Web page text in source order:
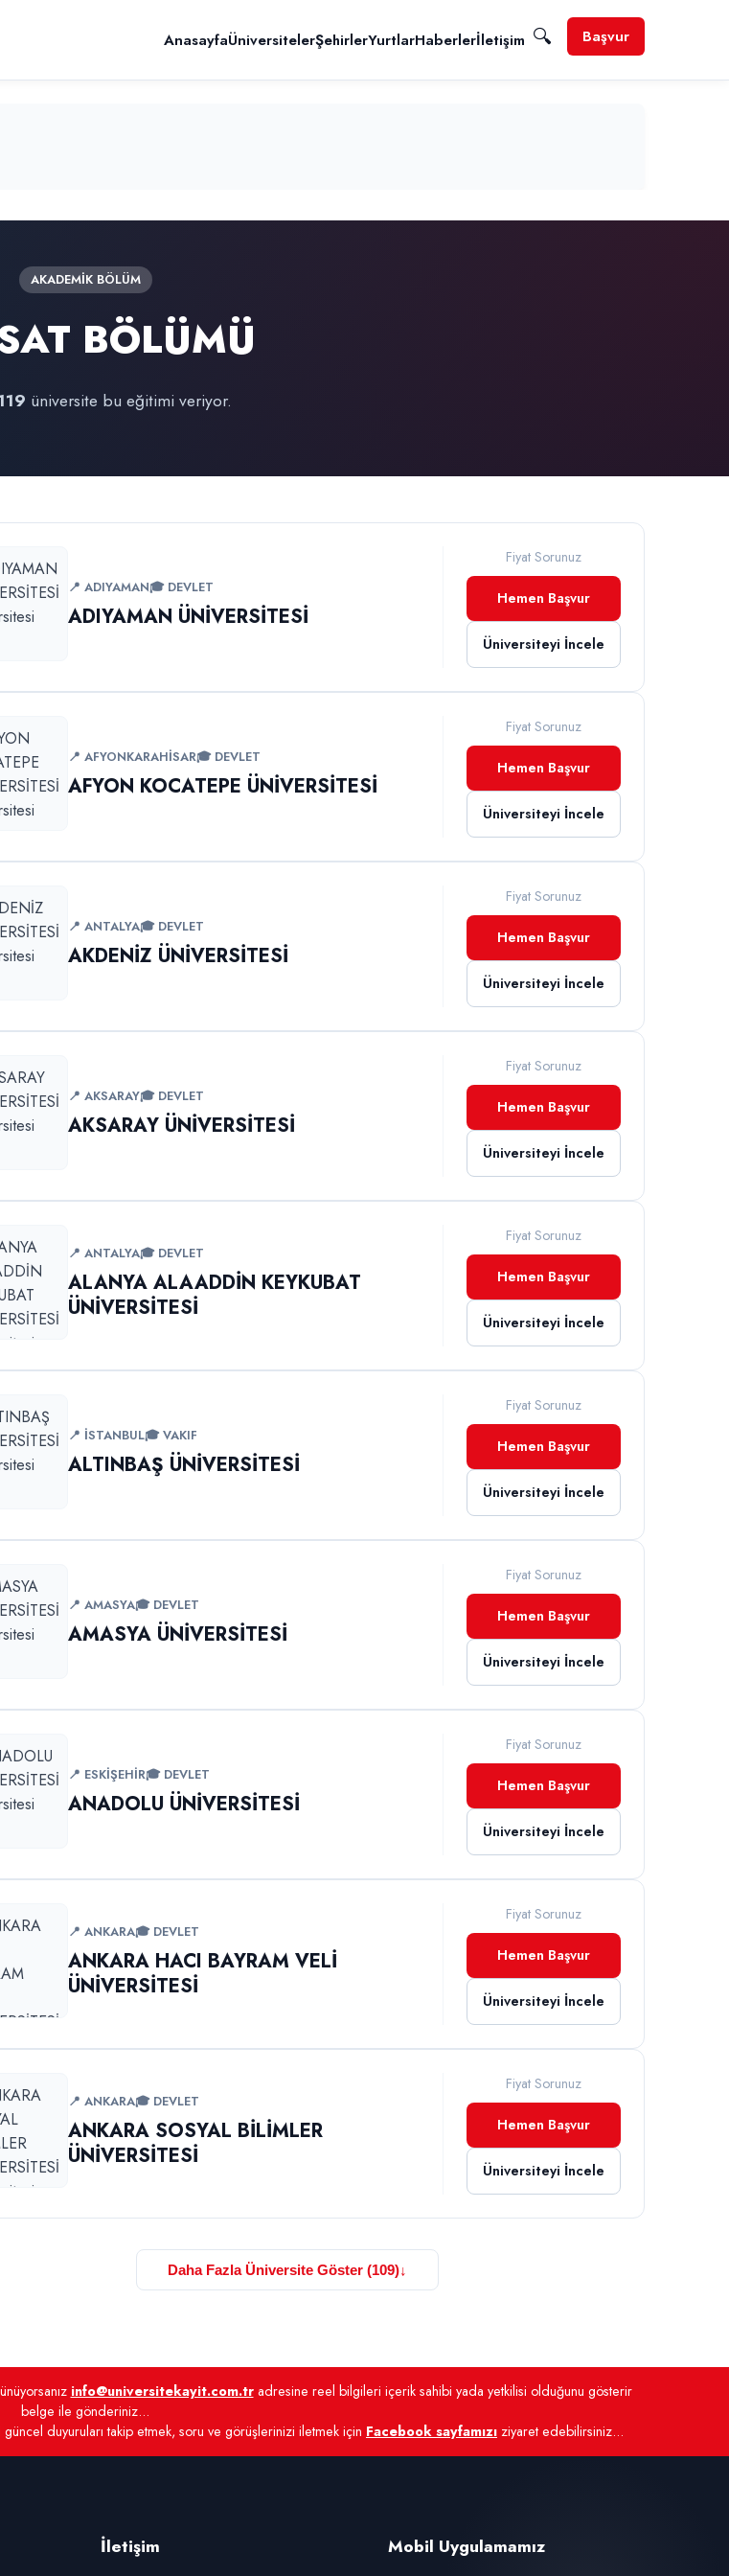
AnasayfaÜniversitelerŞehirlerYurtlarHaberlerİletişim 🔍 Başvur
AKADEMIK BÖLÜM
BÖLÜMÜ
üniversite bu eğitimi veriyor.
📍 ADIYAMAN🎓 DEVLET
ADIYAMAN ÜNİVERSİTESİ
Fiyat Sorunuz
Hemen Başvur
Üniversiteyi İncele
📍 AFYONKARAHİSAR🎓 DEVLET
AFYON KOCATEPE ÜNİVERSİTESİ
Fiyat Sorunuz
Hemen Başvur
Üniversiteyi İncele
📍 ANTALYA🎓 DEVLET
AKDENİZ ÜNİVERSİTESİ
Fiyat Sorunuz
Hemen Başvur
Üniversiteyi İncele
📍 AKSARAY🎓 DEVLET
AKSARAY ÜNİVERSİTESİ
Fiyat Sorunuz
Hemen Başvur
Üniversiteyi İncele
📍 ANTALYA🎓 DEVLET
ALANYA ALAADDİN KEYKUBAT
ÜNİVERSİTESİ
Fiyat Sorunuz
Hemen Başvur
Üniversiteyi İncele
📍 İSTANBUL🎓 VAKIF
ALTINBAŞ ÜNİVERSİTESİ
Fiyat Sorunuz
Hemen Başvur
Üniversiteyi İncele
📍 AMASYA🎓 DEVLET
AMASYA ÜNİVERSİTESİ
Fiyat Sorunuz
Hemen Başvur
Üniversiteyi İncele
📍 ESKİŞEHİR🎓 DEVLET
ANADOLU ÜNİVERSİTESİ
Fiyat Sorunuz
Hemen Başvur
Üniversiteyi İncele
📍 ANKARA🎓 DEVLET
ANKARA HACI BAYRAM VELİ
ÜNİVERSİTESİ
Fiyat Sorunuz
Hemen Başvur
Üniversiteyi İncele
📍 ANKARA🎓 DEVLET
ANKARA SOSYAL BİLİMLER
ÜNİVERSİTESİ
Fiyat Sorunuz
Hemen Başvur
Üniversiteyi İncele
Daha Fazla Üniversite Göster (109)↓
info@universitekayit.com.tradresine reel bilgileri içerik sahibi yada yetkilisi olduğunu gösterir
belge ile gönderiniz...
duyuruları takip etmek, soru ve görüşlerinizi iletmek için Facebook sayfamızı ziyaret edebilirsiniz...
İletişim Mobil Uygulamamız